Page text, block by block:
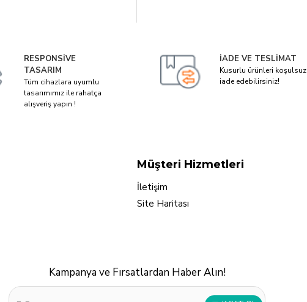
RESPONSIVE
TASARIM
Tüm cihazlara uyumlu
tasarımımız ile rahatça
alışveriş yapın !
İADE VE TESLIMAT
Kusurlu ürünleri koşulsuz
iade edebilirsiniz!
Müşteri Hizmetleri
İletişim
Site Haritası
Kampanya ve Fırsatlardan Haber Alın!